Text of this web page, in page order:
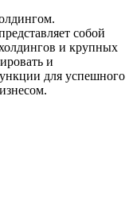
собой
и крупных
и
для успешного